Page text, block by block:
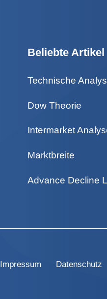
Beliebte Artikel
Technische
Dow Theorie
Intermarket
Marktbreite
Advance Decline
Impressum Datenschutz